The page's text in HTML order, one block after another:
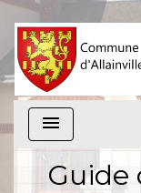
menu
Guide